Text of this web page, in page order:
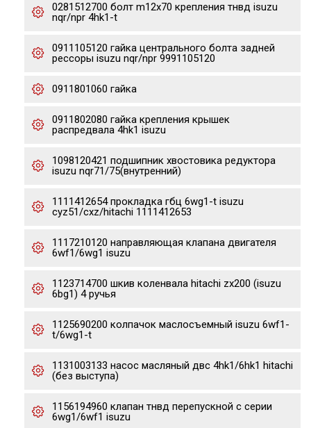
0281512700 болт m12x70 крепления тнвд isuzu
nqr/npr 4hk1-t
0911105120 гайка центрального болта задней
рессоры isuzu nqr/npr 9991105120
0911801060 гайка
0911802080 гайка крепления крышек
распредвала 4hk1 isuzu
1098120421 подшипник хвостовика редуктора
isuzu nqr71/75(внутренний)
1111412654 прокладка гбц 6wg1-t isuzu
cyz51/cxz/hitachi 1111412653
1117210120 направляющая клапана двигателя
6wf1/6wg1 isuzu
1123714700 шкив коленвала hitachi zx200 (isuzu
6bg1) 4 ручья
1125690200 колпачок маслосъемный isuzu 6wf1-
t/6wg1-t
1131003133 насос масляный двс 4hk1/6hk1 hitachi
(без выступа)
1156194960 клапан тнвд перепускной с серии
6wg1/6wf1 isuzu